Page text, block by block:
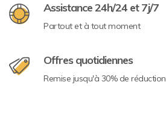
Assistance 24h/24 et 7j/7
Partout et à tout moment
Offres quotidiennes
Remise jusqu'à 30% de réduction